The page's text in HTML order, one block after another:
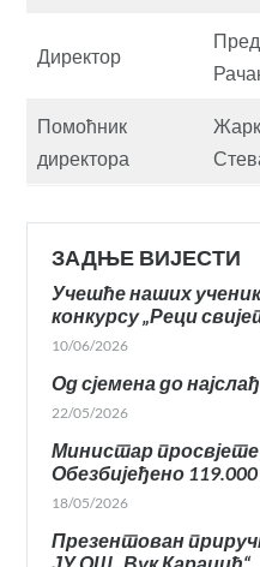
Директор
Помоћник
директора
ЗАДЊЕ ВИЈЕСТИ
Учешће наших
конкурсу „Реци
10/06/2026
Од сјемена до
22/05/2026
Министар
Обезбијеђено
18/05/2026
Презентован